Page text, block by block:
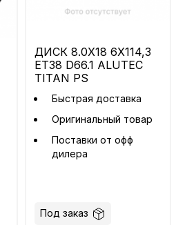
ДИСК 8.0X18 6X114,3
ET38 D66.1 ALUTEC
TITAN PS
Быстрая доставка
Оригинальный товар
Поставки от офф
дилера
Под заказ